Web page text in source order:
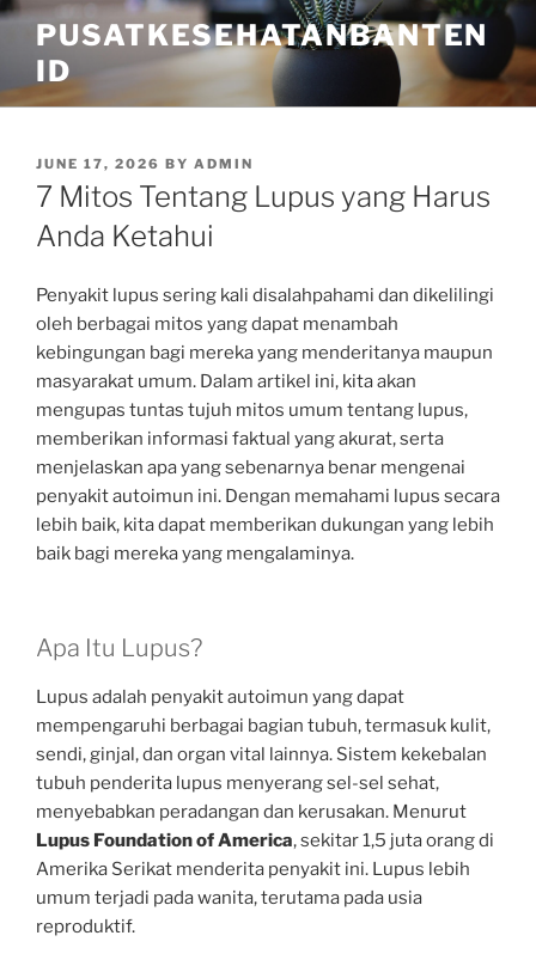
Skip
content
PUSATKESEHATANBANTEN
ID
POSTED
ON
JUNE 17, 2026 BY ADMIN
7 Mitos Tentang Lupus yang Harus
Anda Ketahui
Penyakit lupus sering kali disalahpahami dan dikelilingi
oleh berbagai mitos yang dapat menambah
kebingungan bagi mereka yang menderitanya maupun
masyarakat umum. Dalam artikel ini, kita akan
mengupas tuntas tujuh mitos umum tentang lupus,
memberikan informasi faktual yang akurat, serta
menjelaskan apa yang sebenarnya benar mengenai
penyakit autoimun ini. Dengan memahami lupus secara
lebih baik, kita dapat memberikan dukungan yang lebih
baik bagi mereka yang mengalaminya.
Apa Itu Lupus?
Lupus adalah penyakit autoimun yang dapat
mempengaruhi berbagai bagian tubuh, termasuk kulit,
sendi, ginjal, dan organ vital lainnya. Sistem kekebalan
tubuh penderita lupus menyerang sel-sel sehat,
menyebabkan peradangan dan kerusakan. Menurut
Lupus Foundation of America, sekitar 1,5 juta orang di
Amerika Serikat menderita penyakit ini. Lupus lebih
umum terjadi pada wanita, terutama pada usia
reproduktif.